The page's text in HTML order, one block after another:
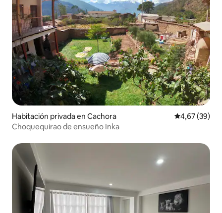
Habitación privada en Cachora Calificación
4,67 (39)
Choquequirao de ensueño Inka